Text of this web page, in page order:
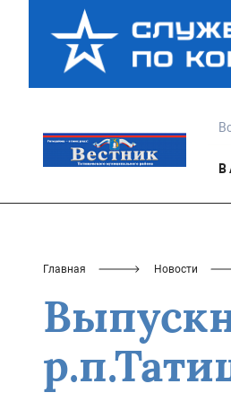
Главная Новости